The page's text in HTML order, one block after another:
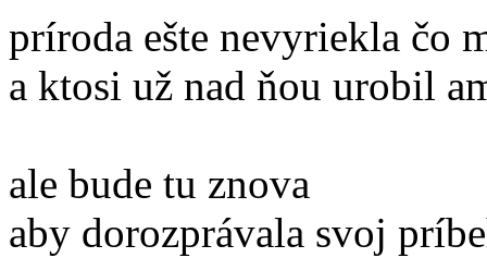
príroda ešte nevyriekla čo
a ktosi už nad ňou urobil
ale bude tu znova
aby dorozprávala svoj